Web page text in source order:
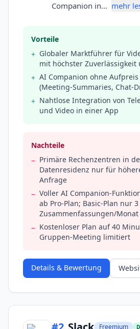
Companion in… mehr
Vorteile
+ Globaler Marktführer für
mit höchster Zuverlässigkeit
+ AI Companion ohne Aufpreis
(Meeting-Summaries, Chat-
+ Nahtlose Integration von
und Video in einer App
Nachteile
− Primäre Rechenzentren in
Datenresidenz nur für
Anfrage
− Voller AI Companion-
ab Pro-Plan; Basic-Plan nur 3
Zusammenfassungen/Monat
− Kostenloser Plan auf 40
Gruppen-Meeting limitiert
Details & Bewertung
Freemium